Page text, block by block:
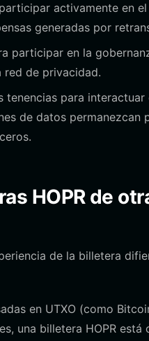
activamente en
generadas por
participar en la
de privacidad.
tenencias para
de datos permanezcan
HOPR de
de la billetera
en UTXO (como
una billetera HOPR